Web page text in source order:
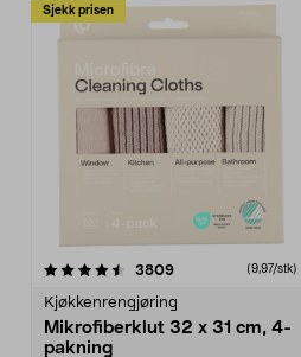
Sjekk prisen
3809anmeldelser(9,97/stk)
Kjøkkenrengjøring
Mikrofiberklut 32 x 31 cm, 4-
pakning
4.5av 5 stjerner